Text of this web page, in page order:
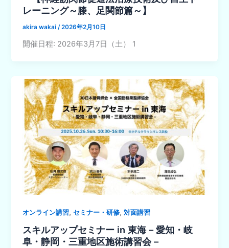
レーニング～膝、足関節篇～】
akira wakai/2026年2月10日
開催日程: 2026年3月7日（土） 1
オンライン講習,セミナー・研修,対面講習
スキルアップセミナー in 東海 – 愛知・岐
阜・静岡・三重地区施術講習会 –